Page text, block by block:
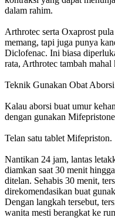
dalam rahim.
Arthrotec serta Oxaprost
memang, tapi juga punya
Diclofenac. Ini biasa
rata, Arthrotec tambah
Teknik Gunakan Obat
Kalau aborsi buat umur
dengan gunakan
Telan satu tablet Mifepriston.
Nantikan 24 jam, lantas
diamkan saat 30 menit
ditelan. Sehabis 30 menit,
direkomendasikan buat
Dengan langkah tersebut,
wanita mesti berangkat ke